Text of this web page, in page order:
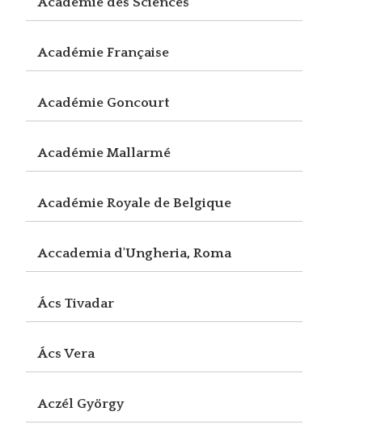
Académie Française
Académie Goncourt
Académie Mallarmé
Académie Royale de Belgique
Accademia d'Ungheria, Roma
Ács Tivadar
Ács Vera
Aczél György